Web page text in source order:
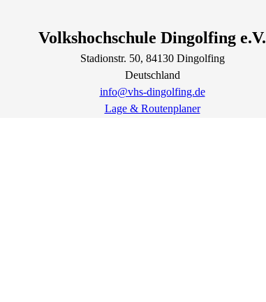
Volkshochschule Dingolfing e.V.
Stadionstr. 50, 84130 Dingolfing
Deutschland
info@vhs-dingolfing.de
Lage & Routenplaner